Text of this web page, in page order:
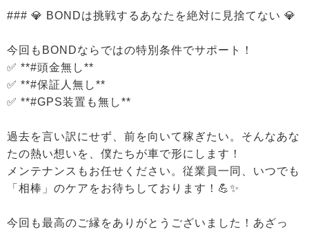
### 💎 BONDは挑戦するあなたを絶対に見捨てない 💎
今回もBONDならではの特別条件でサポート！
✅ **#頭金無し**
✅ **#保証人無し**
✅ **#GPS装置も無し**
過去を言い訳にせず、前を向いて稼ぎたい。そんなあな
たの熱い想いを、僕たちが車で形にします！
メンテナンスもお任せください。従業員一同、いつでも
「相棒」のケアをお待ちしております！💪✨
今回も最高のご縁をありがとうございました！あざっ